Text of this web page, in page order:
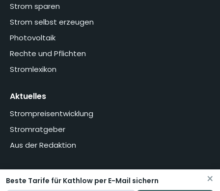
Strom sparen
Strom selbst erzeugen
Photovoltaik
Rechte und Pflichten
Stromlexikon
Aktuelles
Strompreisentwicklung
Stromratgeber
Aus der Redaktion
HomeÜber unsMethodikPresseDatenschutzerklärung
×
Beste Tarife für Kathlow per E-Mail sichern